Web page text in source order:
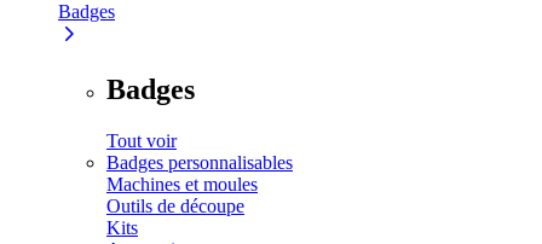
Badges
Badges
Tout voir
Badges personnalisables
Machines et moules
Outils de découpe
Kits